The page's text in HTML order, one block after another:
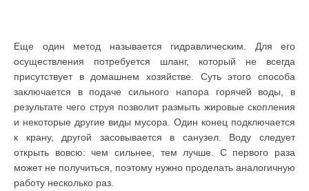
Еще один метод называется гидравлическим. Для его
осуществления потребуется шланг, который не всегда
присутствует в домашнем хозяйстве. Суть этого способа
заключается в подаче сильного напора горячей воды, в
результате чего струя позволит размыть жировые скопления
и некоторые другие виды мусора. Один конец подключается
к крану, другой засовывается в санузел. Воду следует
открыть вовсю: чем сильнее, тем лучше. С первого раза
может не получиться, поэтому нужно проделать аналогичную
работу несколько раз.